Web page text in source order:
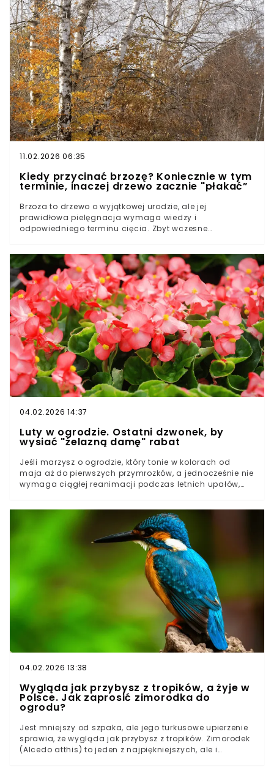
roku rzadko kojarzy się z balkonową rewolucją, to
właśnie teraz zapadają decyzje, które zobaczymy
wiosną i latem na tarasach. Eksperci zapowiadają
wyraźne przetasowanie wśród roślin balkonowych w
2026 roku. Coraz więcej osób szuka nie tylko efektu
„wow”, ale też odporności i wygody. Co stoi za tą
zmianą?Nowy trend w ogrodnictwie 2026. Koniec ery
wymagających klasyków?Balkony w pełnym słońcu i
zero stresu. Dlaczego ogrodnicy stawiają na
odpornośćPortulaka wielkokwiatowa hitem 2026.
Odporna na upał, kwitnie non stop i wybacza błędy
11.02.2026 06:35
Kiedy przycinać brzozę? Koniecznie w tym
terminie, inaczej drzewo zacznie "płakać”
Brzoza to drzewo o wyjątkowej urodzie, ale jej
prawidłowa pielęgnacja wymaga wiedzy i
odpowiedniego terminu cięcia. Zbyt wczesne
Prawidłowe cięcie to klucz do zdrowego, pięknego
drzewa, które będzie rosło bezpiecznie przez wiele
lat. Techniki cięcia brzozy i zasady pielęgnacji dla
bezpiecznej koronyKiedy najlepiej przycinać brzozę –
terminy, które chronią zdrowie drzewaBłędy przy
przycinaniu i skuteczne formowanie kształtu drzewa
04.02.2026 14:37
Luty w ogrodzie. Ostatni dzwonek, by
wysiać "żelazną damę" rabat
Jeśli marzysz o ogrodzie, który tonie w kolorach od
maja aż do pierwszych przymrozków, a jednocześnie nie
wymaga ciągłej reanimacji podczas letnich upałów,
Jednak aby cieszyć się jej "niezniszczalnością" latem,
musisz poświęcić jej uwagę właśnie teraz. W
ogrodnictwie istnieje zasada: im mniejsze nasiono, tym
więcej czasu potrzebuje na start. Begonia jest tego
04.02.2026 13:38
Wygląda jak przybysz z tropików, a żyje w
Polsce. Jak zaprosić zimorodka do
ogrodu?
Jest mniejszy od szpaka, ale jego turkusowe upierzenie
sprawia, że wygląda jak przybysz z tropików. Zimorodek
(Alcedo atthis) to jeden z najpiękniejszych, ale i